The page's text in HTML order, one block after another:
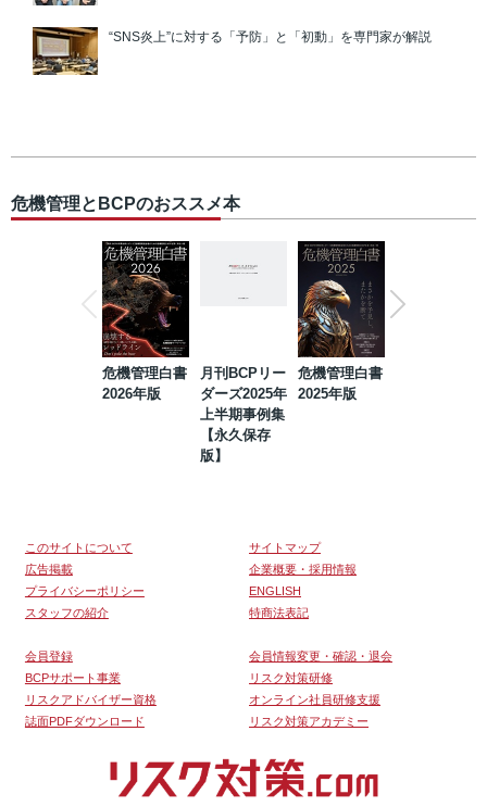
“SNS炎上”に対する「予防」と「初動」を専門家が解説
危機管理とBCPのおススメ本
危機管理白書
2026年版
月刊BCPリー
ダーズ2025年
上半期事例集
【永久保存
版】
危機管理白書
2025年版
このサイトについて
サイトマップ
広告掲載
企業概要・採用情報
プライバシーポリシー
ENGLISH
スタッフの紹介
特商法表記
会員登録
会員情報変更・確認・退会
BCPサポート事業
リスク対策研修
リスクアドバイザー資格
オンライン社員研修支援
誌面PDFダウンロード
リスク対策アカデミー